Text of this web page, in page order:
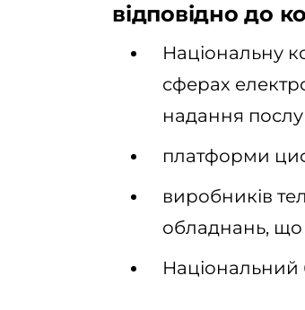
відповідно до
Національну
сферах
надання
платформи
виробників
обладнань, що
Національний